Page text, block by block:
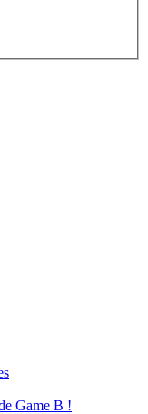
Game B !